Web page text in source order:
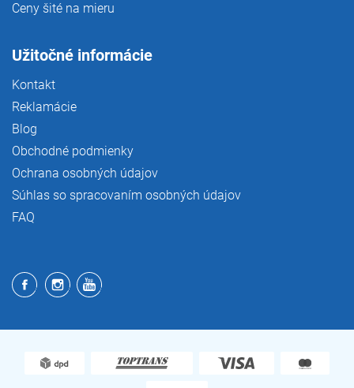
Ceny šité na mieru
Užitočné informácie
Kontakt
Reklamácie
Blog
Obchodné podmienky
Ochrana osobných údajov
Súhlas so spracovaním osobných údajov
FAQ